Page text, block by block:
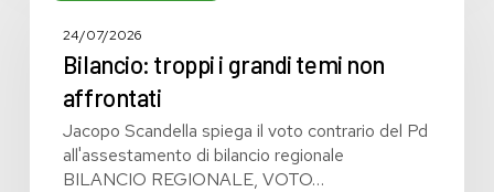
grandi
affrontati
24/07/2026
Bilancio: troppi i grandi temi non
affrontati
Jacopo Scandella spiega il voto contrario del Pd
all'assestamento di bilancio regionale
BILANCIO REGIONALE, VOTO…